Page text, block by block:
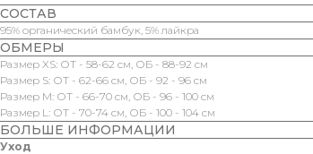
СОСТАВ
95% органический бамбук, 5% лайкра
ОБМЕРЫ
Размер XS: ОТ - 58-62 см, ОБ - 88-92 см
Размер S: ОТ - 62-66 см, ОБ - 92 - 96 см
Размер M: ОТ - 66-70 см, ОБ - 96 - 100 см
Размер L: ОТ - 70-74 см, ОБ - 100 - 104 см
БОЛЬШЕ ИНФОРМАЦИИ
Уход